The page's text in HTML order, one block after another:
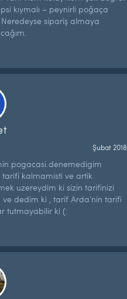
kıymalı – peynirli poğaça
sipariş almaya
Şubat 2018
pogacasi.denemedigim
kalmamisti ve artik
uzereydim ki sizin tarifinizi
dedim ki , tarif Arda’nin tarifi
tutmayabilir ki (: